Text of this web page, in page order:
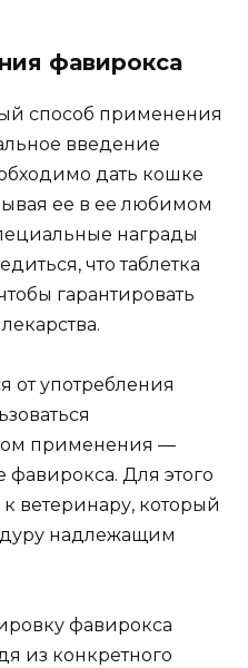
фавирокса
способ применения
введение
дать кошке
ее в ее любимом
награды
что таблетка
гарантировать
от употребления
применения —
Для этого
ветеринару, который
надлежащим
фавирокса
из конкретного